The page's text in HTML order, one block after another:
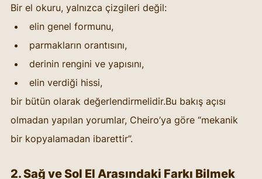
Bir el okuru, yalnızca çizgileri değil:
elin genel formunu,
parmakların orantısını,
derinin rengini ve yapısını,
elin verdiği hissi,
bir bütün olarak değerlendirmelidir.Bu bakış açısı
olmadan yapılan yorumlar, Cheiro’ya göre “mekanik
bir kopyalamadan ibarettir”.
2. Sağ ve Sol El Arasındaki Farkı Bilmek